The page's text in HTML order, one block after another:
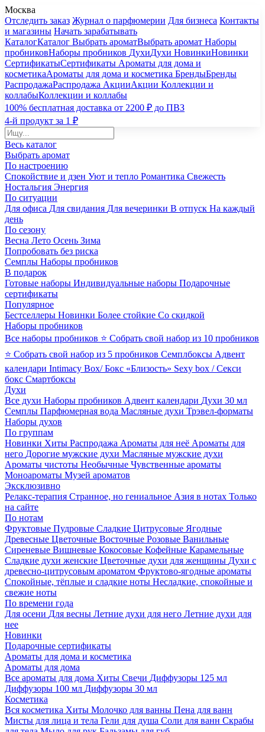
Москва
Отследить заказ Журнал о парфюмерии Для бизнеса Контакты
и магазины Начать зарабатывать
КаталогКаталог Выбрать ароматВыбрать аромат Наборы
пробниковНаборы пробников ДухиДухи НовинкиНовинки
СертификатыСертификаты Ароматы для дома и
косметикаАроматы для дома и косметика БрендыБренды
РаспродажаРаспродажа АкцииАкции Коллекции и
коллабыКоллекции и коллабы
100% бесплатная доставка от 2200 ₽ до ПВЗ
4-й продукт за 1 ₽
Весь каталог
Выбрать аромат
По настроению
Спокойствие и дзен Уют и тепло Романтика Свежесть
Ностальгия Энергия
По ситуации
Для офиса Для свидания Для вечеринки В отпуск На каждый
день
По сезону
Весна Лето Осень Зима
Попробовать без риска
Семплы Наборы пробников
В подарок
Готовые наборы Индивидуальные наборы Подарочные
сертификаты
Популярное
Бестселлеры Новинки Более стойкие Со скидкой
Наборы пробников
Все наборы пробников ⭐ Собрать свой набор из 10 пробников
⭐ Собрать свой набор из 5 пробников Семплбоксы Адвент
календари Intimacy Box/ Бокс «Близость» Sexy box / Секси
бокс Смартбоксы
Духи
Все духи Наборы пробников Адвент календари Духи 30 мл
Семплы Парфюмерная вода Масляные духи Трэвел-форматы
Наборы духов
По группам
Новинки Хиты Распродажа Ароматы для неё Ароматы для
него Дорогие мужские духи Масляные мужские духи
Ароматы чистоты Необычные Чувственные ароматы
Моноароматы Музей ароматов
Эксклюзивно
Релакс-терапия Странное, но гениальное Азия в нотах Только
на сайте
По нотам
Фруктовые Пудровые Сладкие Цитрусовые Ягодные
Древесные Цветочные Восточные Розовые Ванильные
Сиреневые Вишневые Кокосовые Кофейные Карамельные
Сладкие духи женские Цветочные духи для женщины Духи с
древесно-цитрусовым ароматом Фруктово-ягодные ароматы
Спокойные, тёплые и сладкие ноты Несладкие, спокойные и
свежие ноты
По времени года
Для осени Для весны Летние духи для него Летние духи для
нее
Новинки
Подарочные сертификаты
Ароматы для дома и косметика
Ароматы для дома
Все ароматы для дома Хиты Свечи Диффузоры 125 мл
Диффузоры 100 мл Диффузоры 30 мл
Косметика
Вся косметика Хиты Молочко для ванны Пена для ванн
Мисты для лица и тела Гели для душа Соли для ванн Скрабы